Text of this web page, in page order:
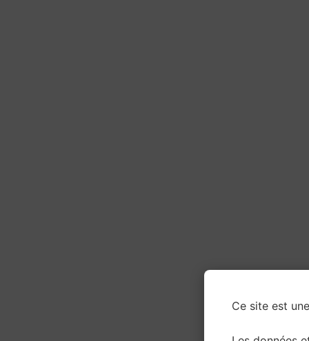
Ce site est